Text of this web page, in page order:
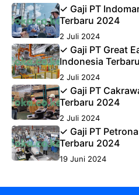
✓ Gaji PT
Terbaru 2024
2 Juli 2024
✓ Gaji PT Great
Indonesia
2 Juli 2024
✓ Gaji PT
Terbaru 2024
2 Juli 2024
✓ Gaji PT
Terbaru 2024
19 Juni 2024